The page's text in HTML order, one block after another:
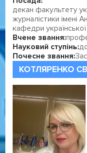
декан факультету
журналістики імені
кафедри
Вчене звання:
Науковий ступінь:
Почесне звання:
КОТЛЯРЕНКО